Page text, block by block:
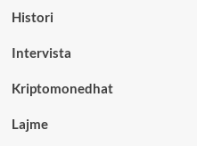
Histori
Intervista
Kriptomonedhat
Lajme